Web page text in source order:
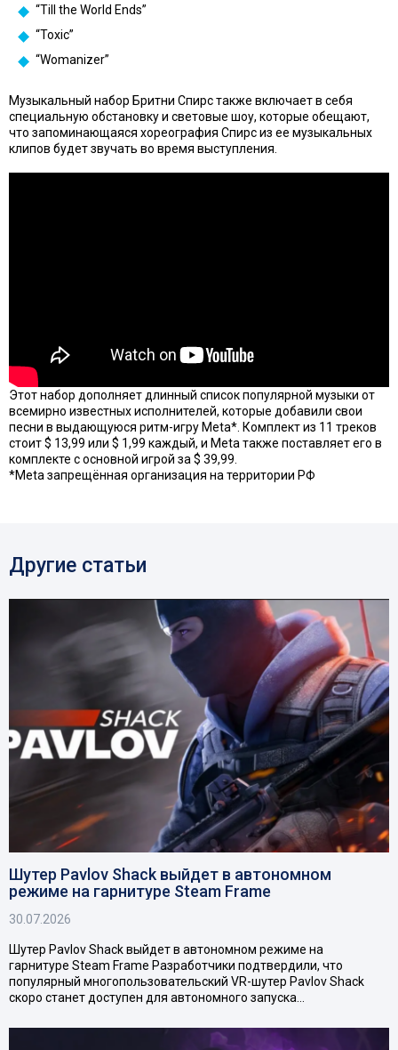
“Till the World Ends”
“Toxic”
“Womanizer”
Музыкальный набор Бритни Спирс также включает в себя
специальную обстановку и световые шоу, которые обещают,
что запоминающаяся хореография Спирс из ее музыкальных
клипов будет звучать во время выступления.
Этот набор дополняет длинный список популярной музыки от
всемирно известных исполнителей, которые добавили свои
песни в выдающуюся ритм-игру Meta*. Комплект из 11 треков
стоит $ 13,99 или $ 1,99 каждый, и Meta также поставляет его в
комплекте с основной игрой за $ 39,99.
*Meta запрещённая организация на территории РФ
Другие статьи
Шутер Pavlov Shack выйдет в автономном
режиме на гарнитуре Steam Frame
30.07.2026
Шутер Pavlov Shack выйдет в автономном режиме на
гарнитуре Steam Frame Разработчики подтвердили, что
популярный многопользовательский VR-шутер Pavlov Shack
скоро станет доступен для автономного запуска…